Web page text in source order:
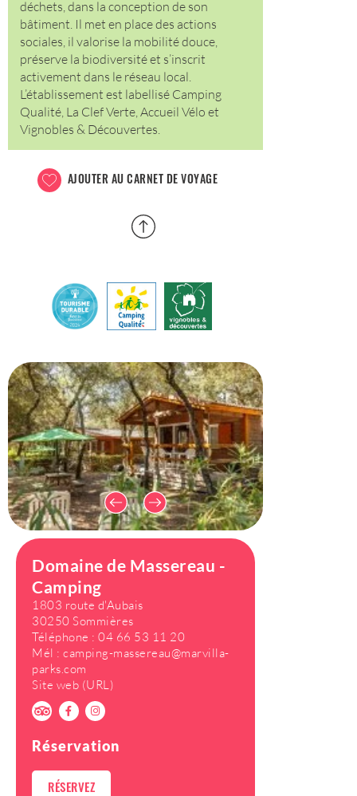
déchets, dans la conception de son
bâtiment. Il met en place des actions
sociales, il valorise la mobilité douce,
préserve la biodiversité et s’inscrit
activement dans le réseau local.
L’établissement est labellisé Camping
Qualité, La Clef Verte, Accueil Vélo et
Vignobles & Découvertes.
AJOUTER AU CARNET DE VOYAGE
Domaine de Massereau -
Camping
1803 route d'Aubais
30250 Sommières
Téléphone : 04 66 53 11 20
Mél : camping-massereau@marvilla-
parks.com
Site web (URL)
Réservation
RÉSERVEZ